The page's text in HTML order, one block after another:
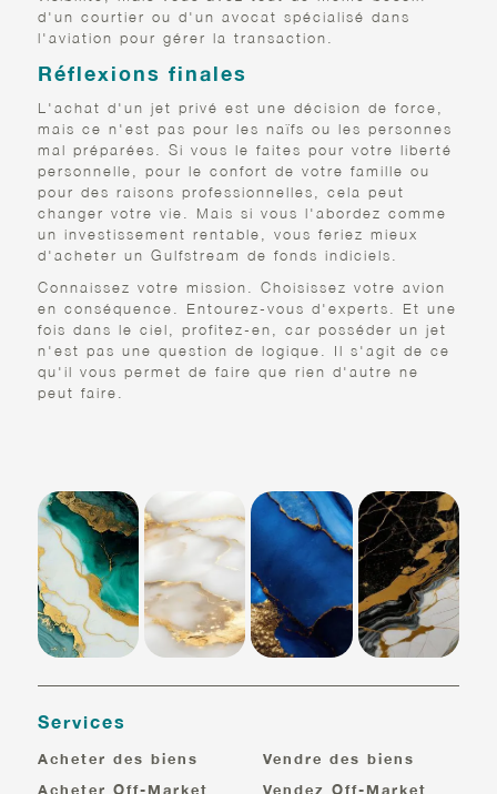
d'un courtier ou d'un avocat spécialisé dans
l'aviation pour gérer la transaction.
Réflexions finales
L'achat d'un jet privé est une décision de force,
mais ce n'est pas pour les naïfs ou les personnes
mal préparées. Si vous le faites pour votre liberté
personnelle, pour le confort de votre famille ou
pour des raisons professionnelles, cela peut
changer votre vie. Mais si vous l'abordez comme
un investissement rentable, vous feriez mieux
d'acheter un Gulfstream de fonds indiciels.
Connaissez votre mission. Choisissez votre avion
en conséquence. Entourez-vous d'experts. Et une
fois dans le ciel, profitez-en, car posséder un jet
n'est pas une question de logique. Il s'agit de ce
qu'il vous permet de faire que rien d'autre ne
peut faire.
Services
Acheter des biens
Acheter Off-Market
Vendre des biens
Vendez Off-Market